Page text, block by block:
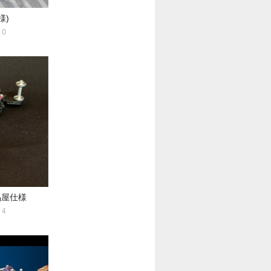
)
0
仕様
4